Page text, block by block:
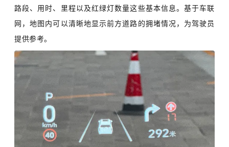
路段、用时、里程以及红绿灯数量这些基本信息。基于车联
网，地图内可以清晰地显示前方道路的拥堵情况，为驾驶员
提供参考。